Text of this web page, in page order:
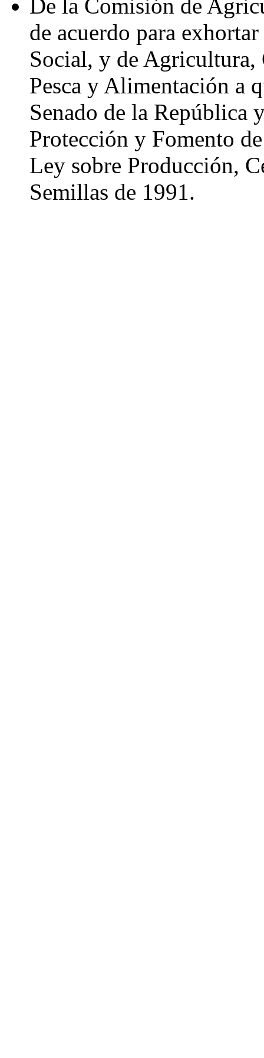
De la Comisión de
de acuerdo para
Social, y de Agricultura,
Pesca y Alimentación a
Senado de la República
Protección y Fomento
Ley sobre Producción,
Semillas de 1991.